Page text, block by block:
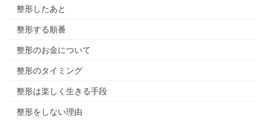
整形したあと
整形する順番
整形のお金について
整形のタイミング
整形は楽しく生きる手段
整形をしない理由